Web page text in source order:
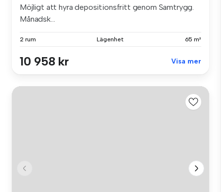
Möjligt att hyra depositionsfritt genom Samtrygg.
Månadsk...
2 rum Lägenhet 65 m²
10 958 kr Visa mer